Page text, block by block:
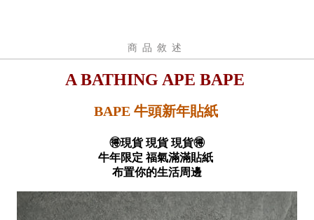
商品敘述